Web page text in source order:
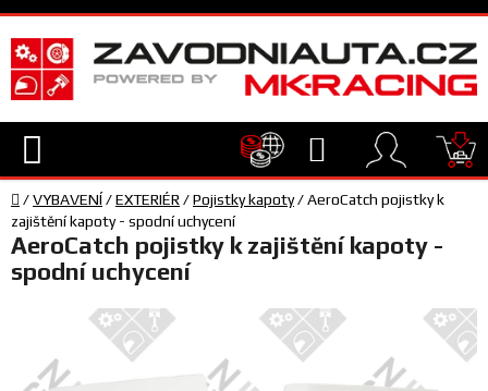
Přejít
na
obsah
Hledat
TECHNIKA
VYBAVENÍ
Domů
/VYBAVENÍ/EXTERIÉR /Pojistky kapoty/AeroCatch pojistky k
zajištění kapoty - spodní uchycení
AeroCatch pojistky k zajištění kapoty -
spodní uchycení